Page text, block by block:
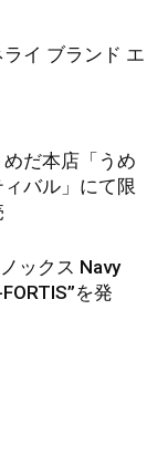
ライ ブランド エ
めだ本店「うめ
バル」にて限
ックス Navy
を発